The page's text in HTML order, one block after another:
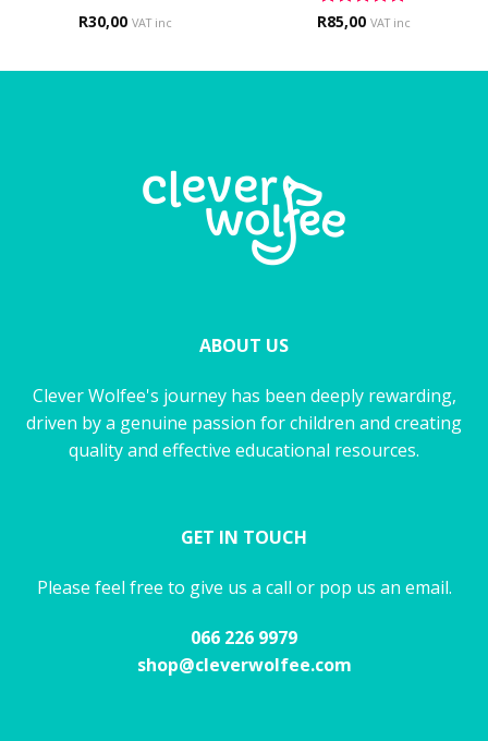
R30,00 VAT inc Rated 5
R85,00 VAT inc
ABOUT US
Clever Wolfee's journey has been deeply rewarding,
driven by a genuine passion for children and creating
quality and effective educational resources.
GET IN TOUCH
Please feel free to give us a call or pop us an email.
066 226 9979
shop@cleverwolfee.com